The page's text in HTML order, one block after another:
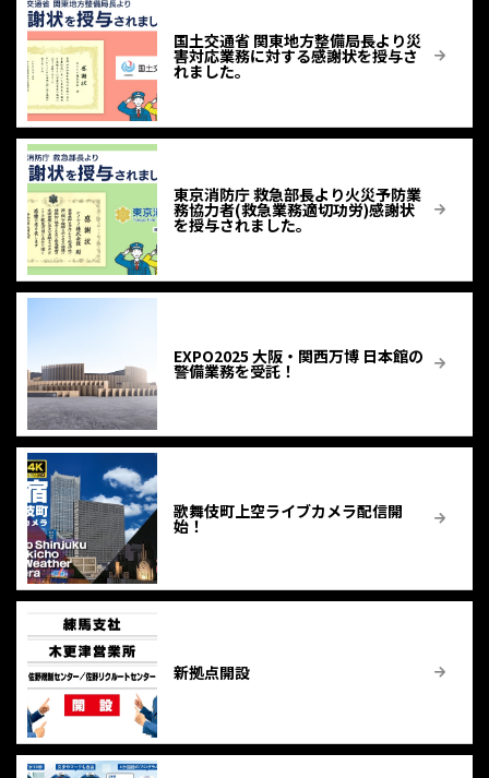
国土交通省 関東地方整備局長より災
害対応業務に対する感謝状を授与さ
れました。
東京消防庁 救急部長より火災予防業
務協力者(救急業務適切功労)感謝状
を授与されました。
EXPO2025 大阪・関西万博 日本館の
警備業務を受託！
歌舞伎町上空ライブカメラ配信開
始！
新拠点開設